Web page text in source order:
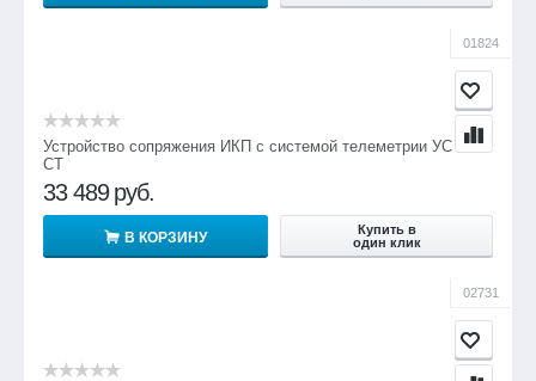
01824
Устройство сопряжения ИКП с системой телеметрии УС ИКП
СТ
33 489 руб.
В КОРЗИНУ
Купить в
один клик
02731